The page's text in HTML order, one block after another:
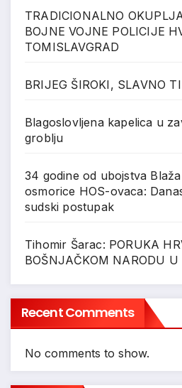
TRADICIONALNO
BOJNE VOJNE POLICIJE
TOMISLAVGRAD
BRIJEG ŠIROKI, SLAVNO
Blagoslovljena kapelica u
groblju
34 godine od ubojstva
osmorice HOS-ovaca:
sudski postupak
Tihomir Šarac: PORUKA
BOŠNJAČKOM NARODU U
Recent Comments
No comments to show.